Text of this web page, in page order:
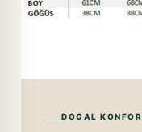
DOĞAL KONFOR